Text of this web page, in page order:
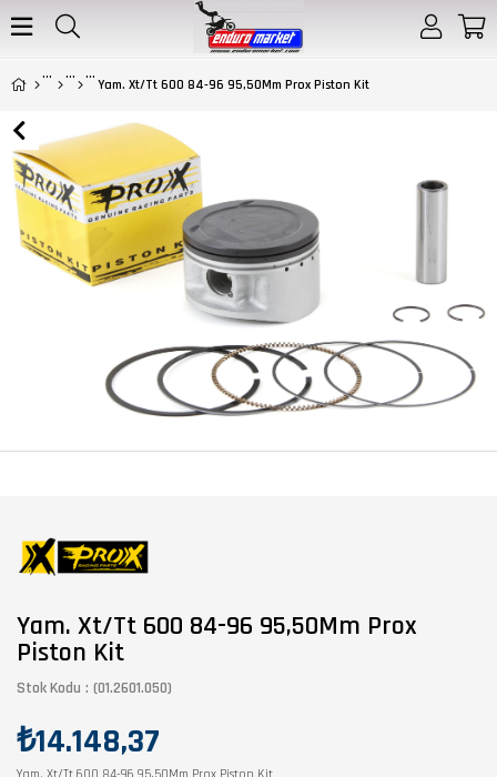
Yam. Xt/Tt 600 84-96 95,50Mm Prox Piston Kit
Yam. Xt/Tt 600 84-96 95,50Mm Prox
Piston Kit
Stok Kodu (01.2601.050)
₺14.148,37